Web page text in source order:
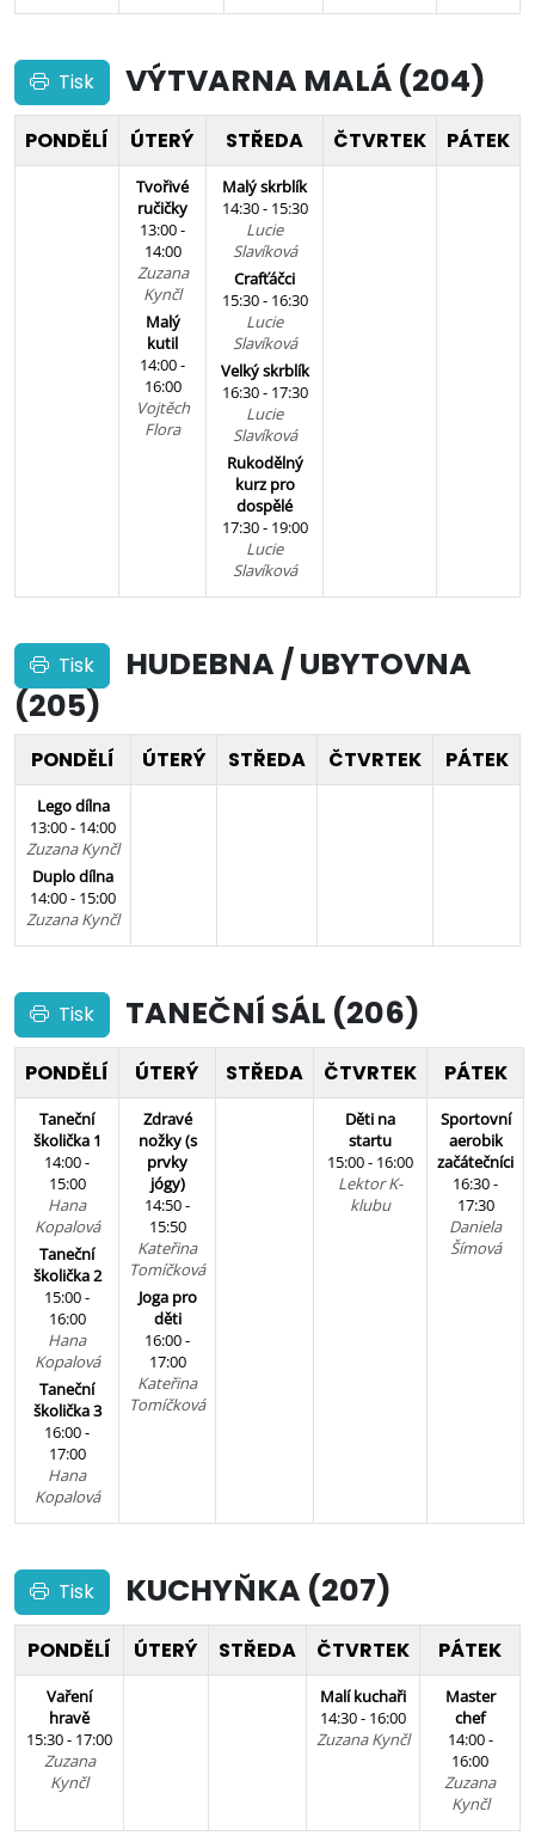
Tisk VÝTVARNA MALÁ (204)
PONDĚLÍ ÚTERÝ STŘEDA ČTVRTEK PÁTEK
Tvořivé
ručičky
13:00 -
14:00
Zuzana
Kynčl
Malý
kutil
14:00 -
16:00
Vojtěch
Flora
Malý skrblík
14:30 - 15:30
Lucie
Slavíková
Crafťáčci
15:30 - 16:30
Lucie
Slavíková
Velký skrblík
16:30 - 17:30
Lucie
Slavíková
Rukodělný
kurz pro
dospělé
17:30 - 19:00
Lucie
Slavíková
Tisk
HUDEBNA / UBYTOVNA
(205)
PONDĚLÍ ÚTERÝ STŘEDA ČTVRTEK PÁTEK
Lego dílna
13:00 - 14:00
Zuzana Kynčl
Duplo dílna
14:00 - 15:00
Zuzana Kynčl
Tisk TANEČNÍ SÁL (206)
PONDĚLÍ ÚTERÝ STŘEDA ČTVRTEK PÁTEK
Taneční
školička 1
14:00 -
15:00
Hana
Kopalová
Taneční
školička 2
15:00 -
16:00
Hana
Kopalová
Taneční
školička 3
16:00 -
17:00
Hana
Kopalová
Zdravé
nožky (s
prvky
jógy)
14:50 -
15:50
Kateřina
Tomíčková
Joga pro
děti
16:00 -
17:00
Kateřina
Tomíčková
Děti na
startu
15:00 - 16:00
Lektor K-
klubu
Sportovní
aerobik
začátečníci
16:30 -
17:30
Daniela
Šímová
Tisk KUCHYŇKA (207)
PONDĚLÍ ÚTERÝ STŘEDA ČTVRTEK PÁTEK
Vaření
hravě
15:30 - 17:00
Zuzana
Kynčl
Malí kuchaři
14:30 - 16:00
Zuzana Kynčl
Master
chef
14:00 -
16:00
Zuzana
Kynčl